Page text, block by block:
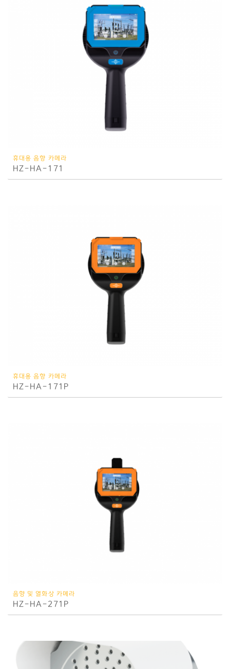
휴대용 음향 카메라
HZ-HA-171
휴대용 음향 카메라
HZ-HA-171P
음향 및 열화상 카메라
HZ-HA-271P